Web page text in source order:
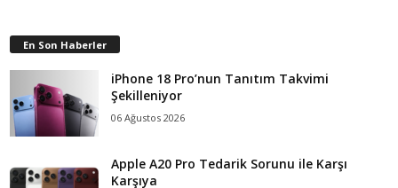
En Son Haberler
iPhone 18 Pro’nun Tanıtım Takvimi
Şekilleniyor
06 Ağustos 2026
Apple A20 Pro Tedarik Sorunu ile Karşı
Karşıya